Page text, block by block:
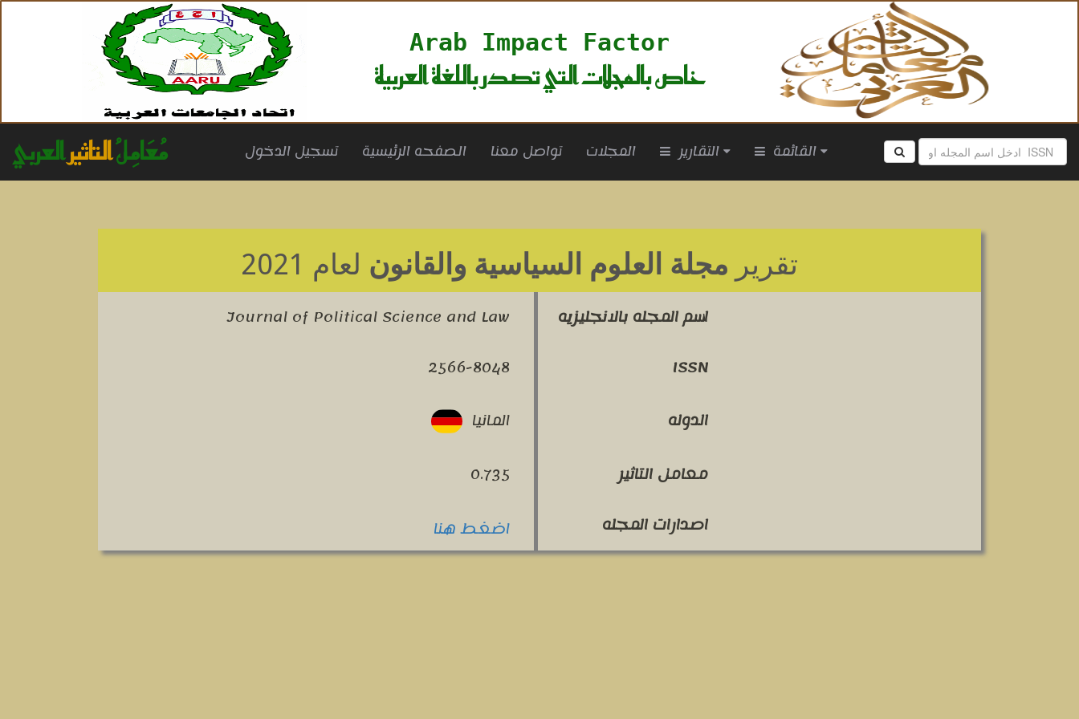
Arab Impact Factor
خاص بالمجلات التي تصدر باللغة العربية
مُعَامِلُالتاثيرالعربي تسجيل الدخول الصفحه الرئيسية تواصل معنا المجلات التقارير القائمة
تقرير مجلة العلوم السياسية والقانون لعام 2021
اسم المجله بالانجليزيه
Journal of Political Science and Law
ISSN
2566-8048
الدوله
المانيا
معامل التاثير
0.735
اصدارات المجله
اضغط هنا